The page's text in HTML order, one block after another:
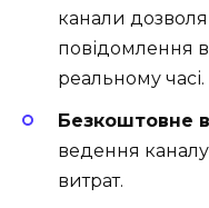
канали
повідомлення
реальному часі.
Безкоштовне
ведення
витрат.